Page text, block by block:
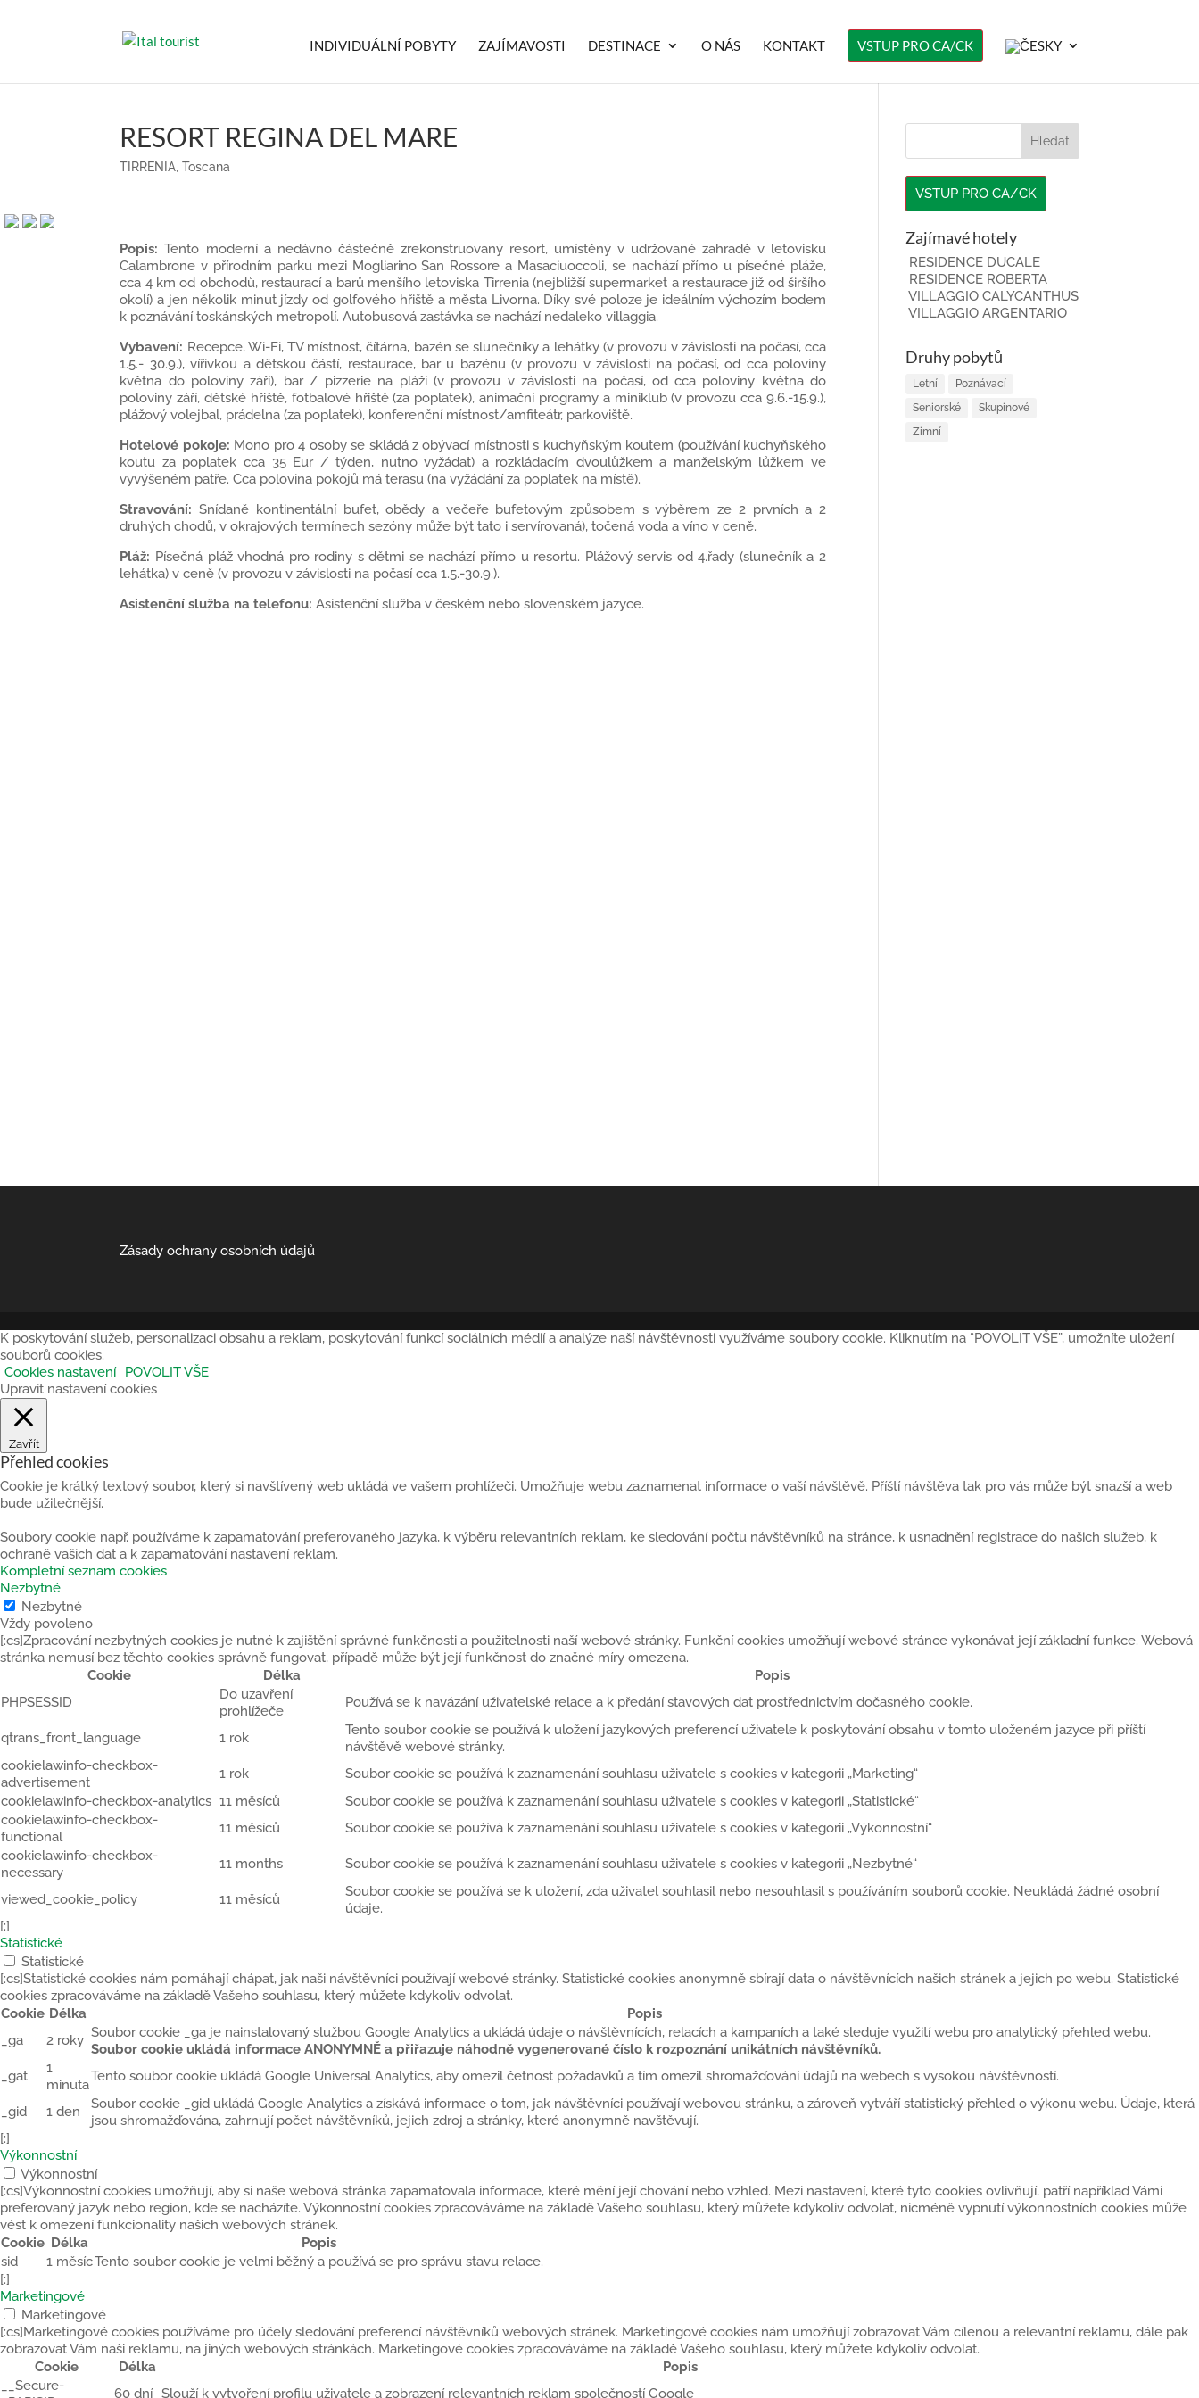
INDIVIDUÁLNÍ POBYTY ZAJÍMAVOSTI DESTINACE O NÁS KONTAKT VSTUP PRO CA/CK
RESORT REGINA DEL MARE
TIRRENIA,Toscana
Popis: Tento moderní a nedávno částečně zrekonstruovaný resort, umístěný v udržované zahradě v letovisku
Calambrone v přírodním parku mezi Mogliarino San Rossore a Masaciuoccoli, se nachází přímo u písečné pláže,
cca 4 km od obchodů, restaurací a barů menšího letoviska Tirrenia (nejbližší supermarket a restaurace již od širšího
okolí) a jen několik minut jízdy od golfového hřiště a města Livorna. Díky své poloze je ideálním výchozím bodem
k poznávání toskánských metropolí. Autobusová zastávka se nachází nedaleko villaggia.
Vybavení: Recepce, Wi-Fi, TV místnost, čítárna, bazén se slunečníky a lehátky (v provozu v závislosti na počasí, cca
1.5.- 30.9.), vířivkou a dětskou částí, restaurace, bar u bazénu (v provozu v závislosti na počasí, od cca poloviny
května do poloviny září), bar / pizzerie na pláži (v provozu v závislosti na počasí, od cca poloviny května do
poloviny září, dětské hřiště, fotbalové hřiště (za poplatek), animační programy a miniklub (v provozu cca 9.6.-15.9.),
plážový volejbal, prádelna (za poplatek), konferenční místnost/amfiteátr, parkoviště.
Hotelové pokoje: Mono pro 4 osoby se skládá z obývací místnosti s kuchyňským koutem (používání kuchyňského
koutu za poplatek cca 35 Eur / týden, nutno vyžádat) a rozkládacím dvoulůžkem a manželským lůžkem ve
vyvýšeném patře. Cca polovina pokojů má terasu (na vyžádání za poplatek na místě).
Stravování: Snídaně kontinentální bufet, obědy a večeře bufetovým způsobem s výběrem ze 2 prvních a 2
druhých chodů, v okrajových termínech sezóny může být tato i servírovaná), točená voda a víno v ceně.
Pláž: Písečná pláž vhodná pro rodiny s dětmi se nachází přímo u resortu. Plážový servis od 4.řady (slunečník a 2
lehátka) v ceně (v provozu v závislosti na počasí cca 1.5.-30.9.).
Asistenční služba na telefonu: Asistenční služba v českém nebo slovenském jazyce.
VSTUP PRO CA/CK
Zajímavé hotely
RESIDENCE DUCALE
RESIDENCE ROBERTA
VILLAGGIO CALYCANTHUS
VILLAGGIO ARGENTARIO
Druhy pobytů
Letní
Poznávací
Seniorské
Skupinové
Zimní
Zásady ochrany osobních údajů
K poskytování služeb, personalizaci obsahu a reklam, poskytování funkcí sociálních médií a analýze naší návštěvnosti využíváme soubory cookie. Kliknutím na “POVOLIT VŠE”, umožníte uložení
souborů cookies.
Cookies nastavení
POVOLIT VŠE
Upravit nastavení cookies
Zavřít
Přehled cookies
Cookie je krátký textový soubor, který si navštívený web ukládá ve vašem prohlížeči. Umožňuje webu zaznamenat informace o vaší návštěvě. Příští návštěva tak pro vás může být snazší a web
bude užitečnější.
Soubory cookie např. používáme k zapamatování preferovaného jazyka, k výběru relevantních reklam, ke sledování počtu návštěvníků na stránce, k usnadnění registrace do našich služeb, k
ochraně vašich dat a k zapamatování nastavení reklam.
Kompletní seznam cookies
Nezbytné
Nezbytné
Vždy povoleno
[:cs]Zpracování nezbytných cookies je nutné k zajištění správné funkčnosti a použitelnosti naší webové stránky. Funkční cookies umožňují webové stránce vykonávat její základní funkce. Webová
stránka nemusí bez těchto cookies správně fungovat, případě může být její funkčnost do značné míry omezena.
Cookie
Délka
Popis
PHPSESSID
Do uzavření
prohlížeče
Používá se k navázání uživatelské relace a k předání stavových dat prostřednictvím dočasného cookie.
qtrans_front_language 1 rok
Tento soubor cookie se používá k uložení jazykových preferencí uživatele k poskytování obsahu v tomto uloženém jazyce při příští
návštěvě webové stránky.
cookielawinfo-checkbox-
advertisement
1 rok
Soubor cookie se používá k zaznamenání souhlasu uživatele s cookies v kategorii „Marketing“
cookielawinfo-checkbox-analytics 11 měsíců
Soubor cookie se používá k zaznamenání souhlasu uživatele s cookies v kategorii „Statistické“
cookielawinfo-checkbox-
functional
11 měsíců
Soubor cookie se používá k zaznamenání souhlasu uživatele s cookies v kategorii „Výkonnostní“
cookielawinfo-checkbox-
necessary
11 months Soubor cookie se používá k zaznamenání souhlasu uživatele s cookies v kategorii „Nezbytné“
viewed_cookie_policy 11 měsíců
Soubor cookie se používá se k uložení, zda uživatel souhlasil nebo nesouhlasil s používáním souborů cookie. Neukládá žádné osobní
údaje.
[:]
Statistické
Statistické
[:cs]Statistické cookies nám pomáhají chápat, jak naši návštěvníci používají webové stránky. Statistické cookies anonymně sbírají data o návštěvnících našich stránek a jejich po webu. Statistické
cookies zpracováváme na základě Vašeho souhlasu, který můžete kdykoliv odvolat.
Cookie Délka
Popis
_ga
2 roky Soubor cookie _ga je nainstalovaný službou Google Analytics a ukládá údaje o návštěvnících, relacích a kampaních a také sleduje využití webu pro analytický přehled webu.
Soubor cookie ukládá informace ANONYMNĚ a přiřazuje náhodně vygenerované číslo k rozpoznání unikátních návštěvníků.
_gat
1
minuta
Tento soubor cookie ukládá Google Universal Analytics, aby omezil četnost požadavků a tím omezil shromažďování údajů na webech s vysokou návštěvností.
_gid 1 den
Soubor cookie _gid ukládá Google Analytics a získává informace o tom, jak návštěvníci používají webovou stránku, a zároveň vytváří statistický přehled o výkonu webu. Údaje, která
jsou shromažďována, zahrnují počet návštěvníků, jejich zdroj a stránky, které anonymně navštěvují.
[:]
Výkonnostní
Výkonnostní
[:cs]Výkonnostní cookies umožňují, aby si naše webová stránka zapamatovala informace, které mění její chování nebo vzhled. Mezi nastavení, které tyto cookies ovlivňují, patří například Vámi
preferovaný jazyk nebo region, kde se nacházíte. Výkonnostní cookies zpracováváme na základě Vašeho souhlasu, který můžete kdykoliv odvolat, nicméně vypnutí výkonnostních cookies může
vést k omezení funkcionality našich webových stránek.
Cookie Délka
Popis
sid
1 měsícTento soubor cookie je velmi běžný a používá se pro správu stavu relace.
[:]
Marketingové
Marketingové
[:cs]Marketingové cookies používáme pro účely sledování preferencí návštěvníků webových stránek. Marketingové cookies nám umožňují zobrazovat Vám cílenou a relevantní reklamu, dále pak
zobrazovat Vám naši reklamu, na jiných webových stránkách. Marketingové cookies zpracováváme na základě Vašeho souhlasu, který můžete kdykoliv odvolat.
Cookie
Délka
Popis
__Secure-
60 dní Slouží k vytvoření profilu uživatele a zobrazení relevantních reklam společností Google